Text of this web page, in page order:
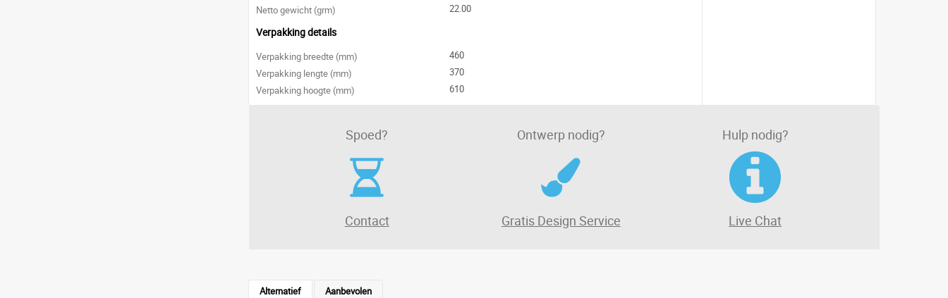
Netto gewicht (grm)
22.00
Verpakking details
Verpakking breedte (mm)
460
Verpakking lengte (mm)
370
Verpakking hoogte (mm)
610
Spoed?
Contact
Ontwerp nodig?
Gratis Design Service
Hulp nodig?
Live Chat
Alternatief Aanbevolen